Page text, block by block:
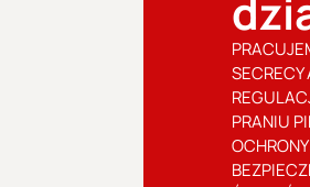
PRANIU